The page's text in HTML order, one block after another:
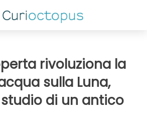
rivoluziona la
sulla Luna,
di un antico